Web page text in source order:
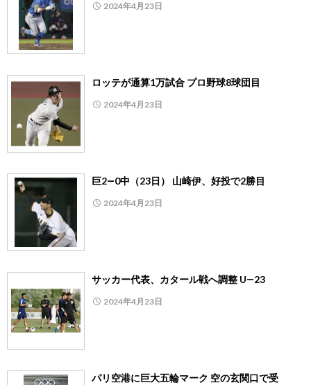
2024年4月23日
ロッテが通算1万試合 プロ野球8球団目
2024年4月23日
巨2―0中（23日） 山崎伊、好投で2勝目
2024年4月23日
サッカー代表、カタール戦へ調整 U―23
2024年4月23日
パリ空港に巨大五輪マーク 空の玄関口で受